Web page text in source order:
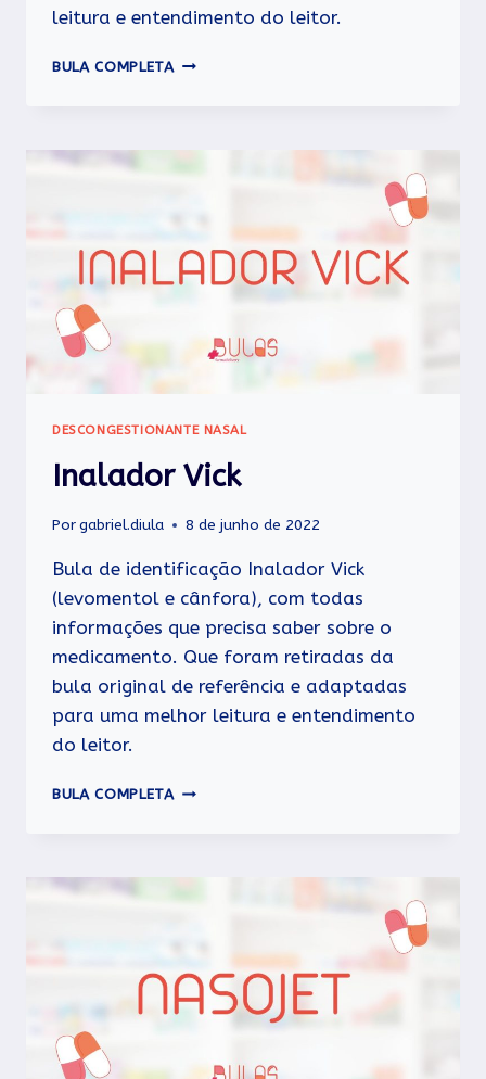
leitura e entendimento do leitor.
BULA COMPLETA ACTIFEDRIN
DESCONGESTIONANTE NASAL
Inalador Vick
Porgabriel.diula 8 de junho de 2022
Bula de identificação Inalador Vick
(levomentol e cânfora), com todas
informações que precisa saber sobre o
medicamento. Que foram retiradas da
bula original de referência e adaptadas
para uma melhor leitura e entendimento
do leitor.
BULA COMPLETA INALADOR